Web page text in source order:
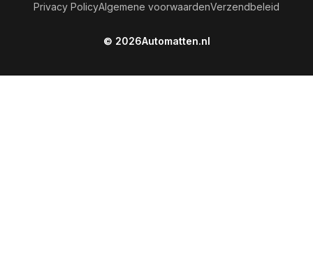
© 2026Automatten.nl
Privacy PolicyAlgemene voorwaardenVerzendbeleid